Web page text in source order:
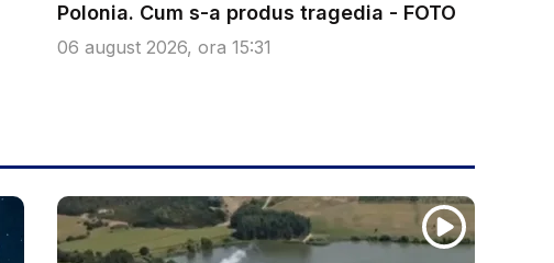
Polonia. Cum s-a produs tragedia - FOTO
06 august 2026, ora 15:31